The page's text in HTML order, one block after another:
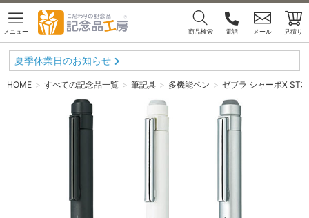
メニュー 商品検索 電話 メール 見積り
夏季休業日のお知らせ
HOME すべての記念品一覧 筆記具 多機能ペン ゼブラ シャーボX